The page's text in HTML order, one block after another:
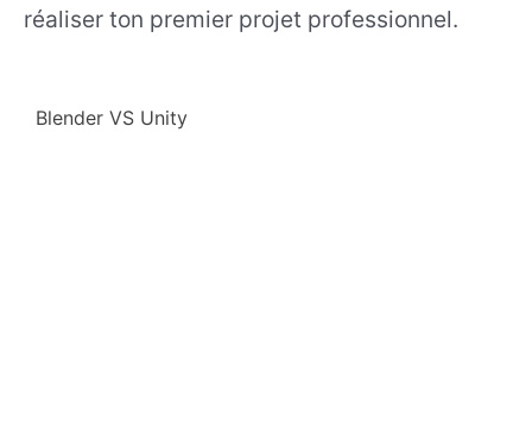
réaliser ton premier projet professionnel.
Blender VS Unity